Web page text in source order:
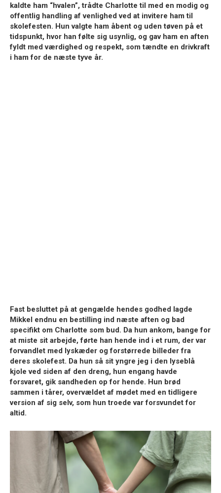
kaldte ham “hvalen”, trådte Charlotte til med en modig og
offentlig handling af venlighed ved at invitere ham til
skolefesten. Hun valgte ham åbent og uden tøven på et
tidspunkt, hvor han følte sig usynlig, og gav ham en aften
fyldt med værdighed og respekt, som tændte en drivkraft
i ham for de næste tyve år.
Fast besluttet på at gengælde hendes godhed lagde
Mikkel endnu en bestilling ind næste aften og bad
specifikt om Charlotte som bud. Da hun ankom, bange for
at miste sit arbejde, førte han hende ind i et rum, der var
forvandlet med lyskæder og forstørrede billeder fra
deres skolefest. Da hun så sit yngre jeg i den lyseblå
kjole ved siden af den dreng, hun engang havde
forsvaret, gik sandheden op for hende. Hun brød
sammen i tårer, overvældet af mødet med en tidligere
version af sig selv, som hun troede var forsvundet for
altid.